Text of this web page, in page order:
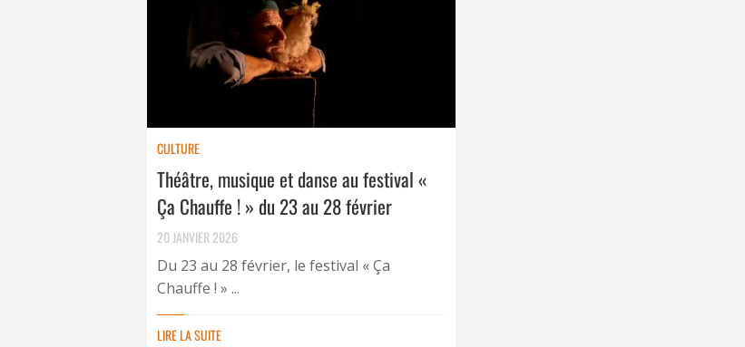
CULTURE
Théâtre, musique et danse au festival «
Ça Chauffe ! » du 23 au 28 février
20 JANVIER 2026
Du 23 au 28 février, le festival « Ça
Chauffe ! » ...
LIRE LA SUITE